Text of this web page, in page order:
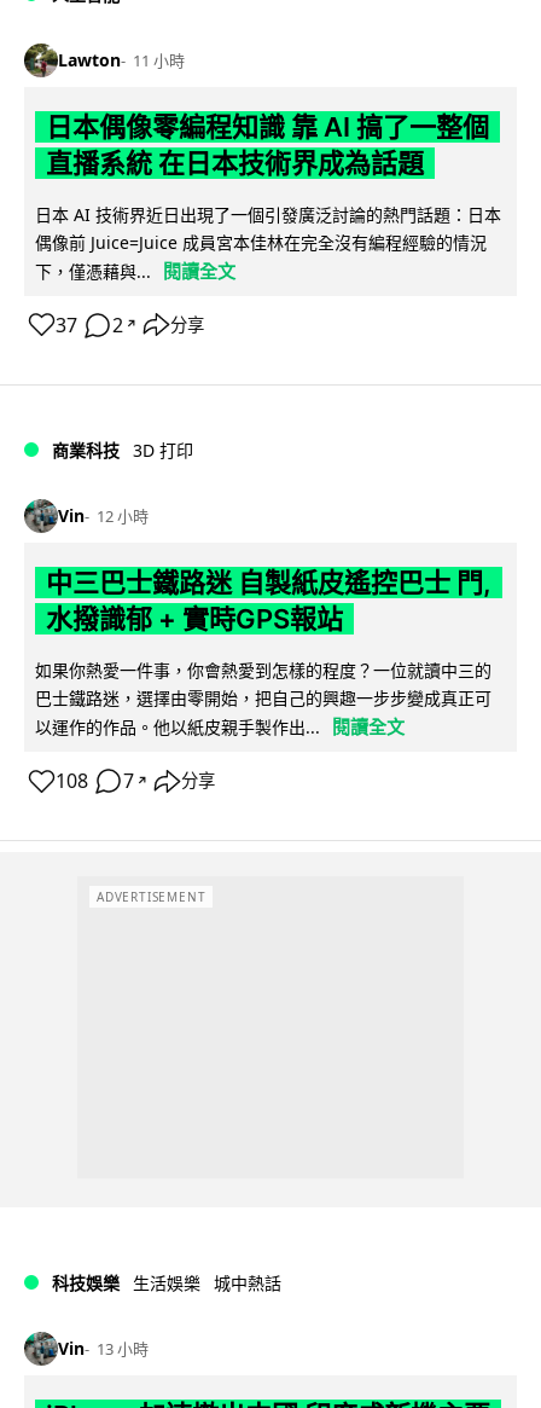
Lawton 11 小時
日本偶像零編程知識 靠 AI 搞了一整個
直播系統 在日本技術界成為話題
日本 AI 技術界近日出現了一個引發廣泛討論的熱門話題：日本
偶像前 Juice=Juice 成員宮本佳林在完全沒有編程經驗的情況
下，僅憑藉與...
閱讀全文
37 2 ↗ 分享
商業科技 3D 打印
Vin 12 小時
中三巴士鐵路迷 自製紙皮遙控巴士 門,
水撥識郁 + 實時GPS報站
如果你熱愛一件事，你會熱愛到怎樣的程度？一位就讀中三的
巴士鐵路迷，選擇由零開始，把自己的興趣一步步變成真正可
以運作的作品。他以紙皮親手製作出...
閱讀全文
108 7 ↗ 分享
ADVERTISEMENT
科技娛樂 生活娛樂 城中熱話
Vin 13 小時